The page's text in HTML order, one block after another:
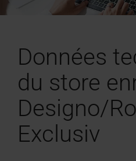
Données
du store
Designo/
Exclusiv